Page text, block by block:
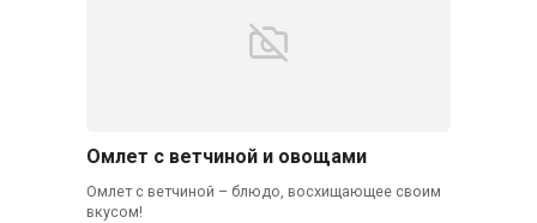
Омлет с ветчиной и овощами
Омлет с ветчиной – блюдо, восхищающее своим
вкусом!